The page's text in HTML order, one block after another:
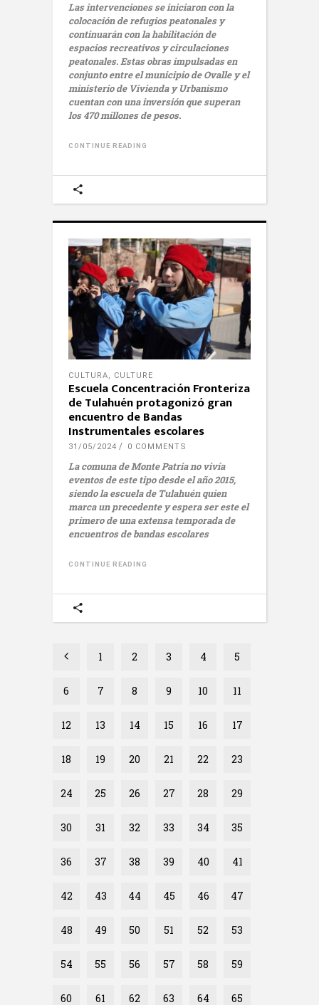
Las intervenciones se iniciaron con la
colocación de refugios peatonales y
continuarán con la habilitación de
espacios recreativos y circulaciones
peatonales. Estas obras impulsadas en
conjunto entre el municipio de Ovalle y el
ministerio de Vivienda y Urbanismo
cuentan con una inversión que superan
los 470 millones de pesos.
CONTINUE READING
CULTURA, CULTURE
Escuela Concentración Fronteriza
de Tulahuén protagonizó gran
encuentro de Bandas
Instrumentales escolares
31/05/2024 0 COMMENTS
La comuna de Monte Patria no vivía
eventos de este tipo desde el año 2015,
siendo la escuela de Tulahuén quien
marca un precedente y espera ser este el
primero de una extensa temporada de
encuentros de bandas escolares
CONTINUE READING
1 2 3 4 5
6 7 8 9 10 11
12 13 14 15 16 17
18 19 20 21 22 23
24 25 26 27 28 29
30 31 32 33 34 35
36 37 38 39 40 41
42 43 44 45 46 47
48 49 50 51 52 53
54 55 56 57 58 59
60 61 62 63 64 65